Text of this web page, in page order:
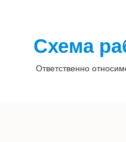
Схема
Ответственно